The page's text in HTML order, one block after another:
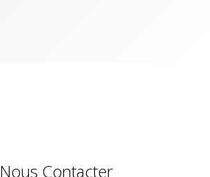
Nous Contacter